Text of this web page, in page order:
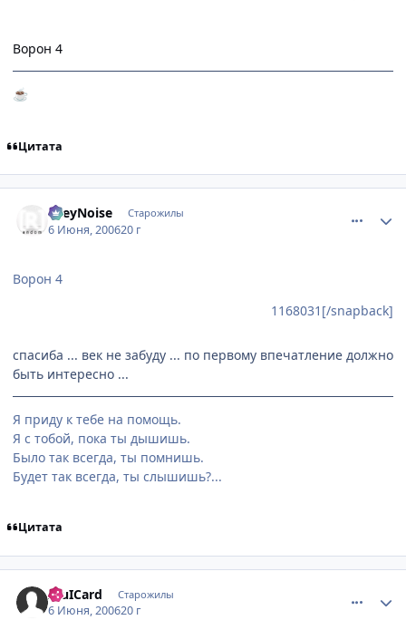
Ворон 4
☕
Цитата
GreyNoise Старожилы
6 Июня, 200620 г
Ворон 4
1168031[/snapback]
спасиба ... век не забуду ... по первому впечатление должно
быть интересно ...
Я приду к тебе на помощь.
Я с тобой, пока ты дышишь.
Было так всегда, ты помнишь.
Будет так всегда, ты слышишь?...
Цитата
AluICard Старожилы
6 Июня, 200620 г